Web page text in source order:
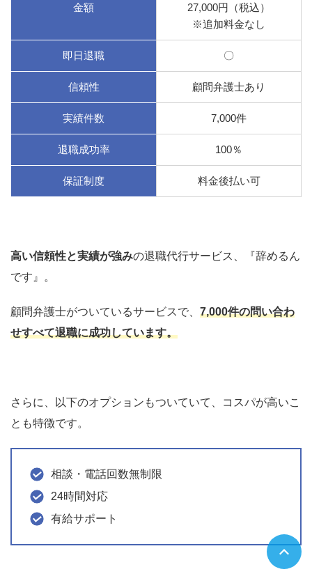
金額
27,000円（税込）
※追加料金なし
即日退職 〇
信頼性 顧問弁護士あり
実績件数 7,000件
退職成功率 100％
保証制度 料金後払い可
高い信頼性と実績が強みの退職代行サービス、『辞めるん
です』。
顧問弁護士がついているサービスで、 7,000件の問い合わ
せすべて退職に成功しています。
さらに、以下のオプションもついていて、コスパが高いこ
とも特徴です。
相談・電話回数無制限
24時間対応
有給サポート